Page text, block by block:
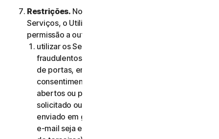
Restrições. No que diz respeito à utilização dos
Serviços, o Utilizador não pode, nem pode dar
permissão a outra pessoa para:
utilizar os Serviços para quaisquer fins
fraudulentos, incluindo, sem limitação, análise
de portas, envio de spam, envio de e-mails de
consentimento, análise de reencaminhamentos
abertos ou proxies abertos, envio de e-mail não
solicitado ou qualquer versão ou tipo de e-mail
enviado em grandes quantidades (mesmo que o
e-mail seja encaminhado através de servidores